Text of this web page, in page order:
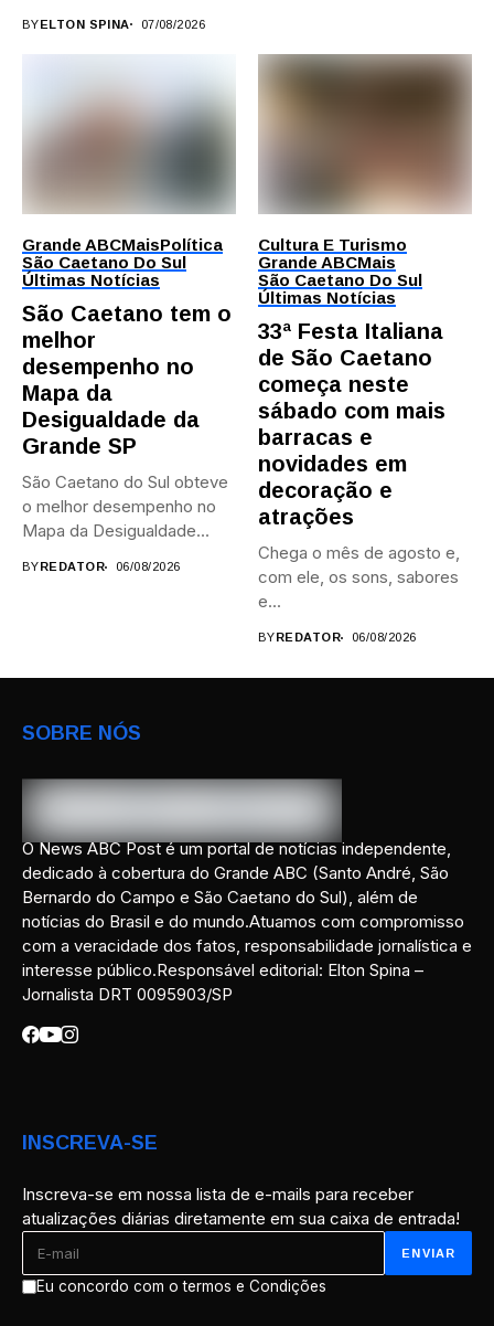
BYELTON SPINA 07/08/2026
Grande ABCMaisPolítica
São Caetano Do Sul
Últimas Notícias
São Caetano tem o
melhor
desempenho no
Mapa da
Desigualdade da
Grande SP
São Caetano do Sul obteve
o melhor desempenho no
Mapa da Desigualdade...
BY REDATOR 06/08/2026
Cultura E Turismo
Grande ABCMais
São Caetano Do Sul
Últimas Notícias
33ª Festa Italiana
de São Caetano
começa neste
sábado com mais
barracas e
novidades em
decoração e
atrações
Chega o mês de agosto e,
com ele, os sons, sabores
e...
BY REDATOR 06/08/2026
SOBRE NÓS
O News ABC Post é um portal de notícias independente,
dedicado à cobertura do Grande ABC (Santo André, São
Bernardo do Campo e São Caetano do Sul), além de
notícias do Brasil e do mundo.Atuamos com compromisso
com a veracidade dos fatos, responsabilidade jornalística e
interesse público.Responsável editorial: Elton Spina –
Jornalista DRT 0095903/SP
INSCREVA-SE
Inscreva-se em nossa lista de e-mails para receber
atualizações diárias diretamente em sua caixa de entrada!
Eu concordo com o termos e Condições